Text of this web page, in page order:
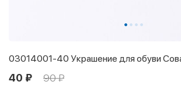
03014001-40 Украшение для обуви
40 ₽ 90 ₽